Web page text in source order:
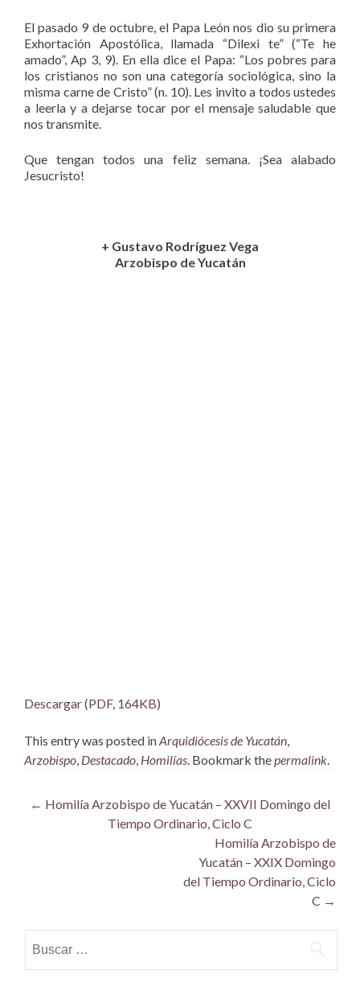
El pasado 9 de octubre, el Papa León nos dio su primera
Exhortación Apostólica, llamada “Dilexi te” (“Te he
amado”, Ap 3, 9). En ella dice el Papa: “Los pobres para
los cristianos no son una categoría sociológica, sino la
misma carne de Cristo” (n. 10). Les invito a todos ustedes
a leerla y a dejarse tocar por el mensaje saludable que
nos transmite.
Que tengan todos una feliz semana. ¡Sea alabado
Jesucristo!
+ Gustavo Rodríguez Vega
Arzobispo de Yucatán
Descargar (PDF, 164KB)
This entry was posted inArquidiócesis de Yucatán
Arzobispo Destacado Homilías . Bookmark the permalink
Post
navigation
← Homilía Arzobispo de Yucatán – XXVII Domingo del
Tiempo Ordinario, Ciclo C
Homilía Arzobispo de
Yucatán – XXIX Domingo
del Tiempo Ordinario, Ciclo
C →